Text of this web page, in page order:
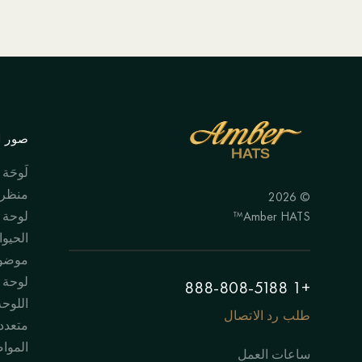
© 2026
Amber HATS™
+1 888-808-5188
طلب رد الاتصال
ساعات العمل
صور
لَوحَة
لوحة
لوحة